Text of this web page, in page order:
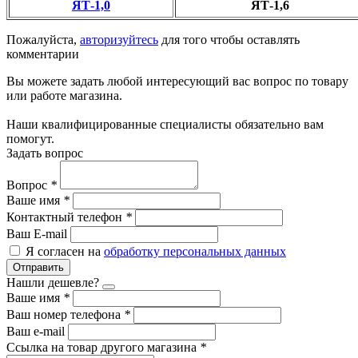
ЯТ-1,0 ЯТ-1,6
Пожалуйста, авторизуйтесь для того чтобы оставлять
комментарии
Вы можете задать любой интересующий вас вопрос по товару
или работе магазина.
Наши квалифицированные специалисты обязательно вам
помогут.
Задать вопрос
Вопрос *
Ваше имя *
Контактный телефон *
Ваш E-mail
Я согласен на обработку персональных данных
Отправить
Нашли дешевле?
Ваше имя *
Ваш номер телефона *
Ваш e-mail
Ссылка на товар другого магазина *